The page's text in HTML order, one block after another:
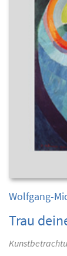
Wolfgang-
Trau